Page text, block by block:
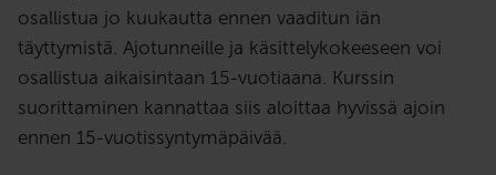
osallistua jo kuukautta ennen vaaditun iän
täyttymistä. Ajotunneille ja käsittelykokeeseen voi
osallistua aikaisintaan 15-vuotiaana. Kurssin
suorittaminen kannattaa siis aloittaa hyvissä ajoin
ennen 15-vuotissyntymäpäivää.